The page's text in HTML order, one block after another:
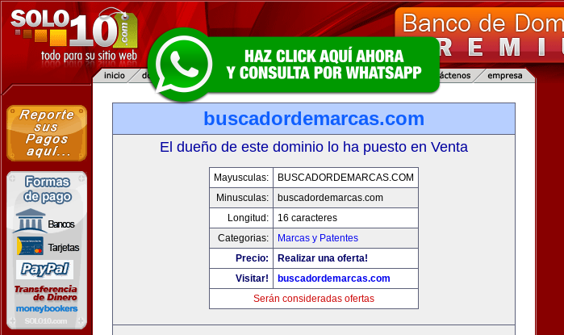
buscadordemarcas.com
El dueño de este dominio lo ha puesto en Venta
Mayusculas:
BUSCADORDEMARCAS.COM
Minusculas:
buscadordemarcas.com
Longitud:
16 caracteres
Categorias:
Marcas y Patentes
Precio:
Realizar una oferta!
Visitar!
buscadordemarcas.com
Serán consideradas ofertas